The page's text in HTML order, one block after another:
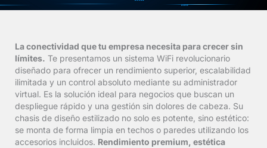
La conectividad que tu empresa necesita para crecer sin
límites. Te presentamos un sistema WiFi revolucionario
diseñado para ofrecer un rendimiento superior, escalabilidad
ilimitada y un control absoluto mediante su administrador
virtual. Es la solución ideal para negocios que buscan un
despliegue rápido y una gestión sin dolores de cabeza. Su
chasis de diseño estilizado no solo es potente, sino estético:
se monta de forma limpia en techos o paredes utilizando los
accesorios incluidos. Rendimiento premium, estética